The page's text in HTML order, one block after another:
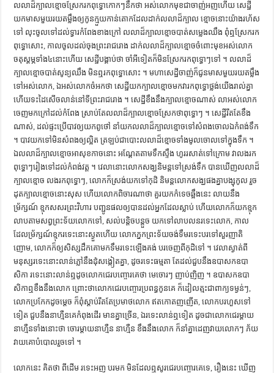
លលាដ៏​ក្បាល​ខ្មោច​ស្រែក​រក​ពុទ្ធោ​កោកៗ​នឹក​ថា អស់​លោក​មុខ​ជា​ចាញ់​អញ​ហើយ សេដ្ឋី​
យក​មាស​មួយ​រយ​តម្លឹង​ឲ្យ​កូន​ក្មួយ​កាន់​តោក​ដែល​ដាក់​លលាដ៏​ក្បាល​ ខ្មោច​នោះ​យ៉ាង​រហ័ស​
ទៅ​ លុះ​ចូល​ទៅ​ដល់​ទ្វារ​កំពែង​ខាង​ក្រៅ​ លលាដ៏​ក្បាល​ខ្មោច​បាត់​សម្លេង​ឈឹង​ ពុំ​ឮ​ស្រែក​រក​
ពុទ្ធោ​សោះ, កាល​ចូល​ដល់​ចុង​ព្រះ​រាជ​រោង​ ដាក់​លលាដ៏​ក្បាល​ខ្មោច​ចំពោះ​មុខ​អស់​លោក​
ចតុស្ដម្ភ​ទាំង​៤​នោះ​ហើយ​ សេដ្ឋី​បង្គាប់​ថា ចាំ​អី​ទៀត​ក៏​មិន​ស្រែក​រក​ពុទ្ធោៗ​ទៅ ។ លលាដ៏​
ក្បាល​ខ្មោច​បាត់​សូន្យ​ឈឹង​ មិន​ឮ​រក​ពុទ្ធោ​សោះ ។ មហា​សេដ្ឋី​ចាញ់​ក៏​ជូន​មាស​មួយ​រយ​តម្លឹង​
ទៅ​អស់​លោក, ឯ​អស់​លោក​ចំអក​ថា សេដ្ឋី​យក​ក្បាល​ខ្មោច​មក​វា​រក​ពុទ្ធោ​ថ្លង់​យើង​រាល់​គ្នា
ហើយ​ទះ​ដៃ​សើច​លាន់​នៅ​ទី​ព្រះ​រាជ​រោង ។ សេដ្ឋី​ខឹង​នឹង​ក្បាល​ខ្មោច​ណាស់​ លា​អស់​លោក​
ចេញ​មក​ក្រៅ​ដល់​កំពែង​ ស្រាប់​តែ​លលាដ៏​ក្បាល​ខ្មោច​ស្រែក​ថា​ពុទ្ធោៗ ។ សេដ្ឋី​រឹត​តែ​ខឹង​
ណាស់, ដល់​ផ្ទះ​ប្រើ​បាវ​ឲ្យ​យក​ពូថៅ​ នាំ​យក​លលាដ៏​ក្បាល​ខ្មោច​ទៅ​សំពង​ចោល​ឯ​កំពង់​ទឹក
។ បាវ​យក​ទៅ​មិន​សំពង​ឲ្យ​ល្អិត​ ត្រឡប់​ជា​បោះ​លលាដ៏​ខ្មោច​ទាំង​មូល​ចោល​ទៅ​ក្នុង​ទឹក ។
ឯ​លលាដ៏​ក្បាល​ខ្មោច​អា​សុខ​កាច​នោះ​ អណ្ដែត​តាម​ទឹក​ស្ទឹង​ ហូរ​រសាត់​ទៅ​ក្រោម​ វា​លង​រក​
ពុទ្ធោៗ​រៀង​ទៅ​ដល់​កំពង់​វត្ត ។ វេលា​នោះ​លោក​សង្ឃ​និមន្ត​ទៅ​ស្រង់​ទឹក​ បាន​ឃើញ​លលាដ៏​
ក្បាល​ខ្មោច​ លង​រក​ពុទ្ធោៗ, លោក​ក៏​ស្រង់​យក​ទៅ​កុដិ​ និមន្ត​លោក​សង្ឃ​ផង​គ្នា​បង្សុកូល​ រួច​
ដុត​ក្បាល​ខ្មោច​នោះ​សុស​ ហើយ​លោក​ពិចារណា​ថា គួរ​យក​កំទេច​ឆ្អឹង​នេះ​ លាយ​នឹង​
ម្រ័ក្សណ៍​ ខ្មុក​សសរ​ព្រះ​វិហារ​ បញ្ជូន​ផល​ឲ្យ​បាន​ដល់​អ្នក​ដែល​ស្លាប់​ ហើយ​លោក​ក៏​យក​ខ្មុក​
លាប​តាម​សព្វ​ព្រះទ័យ​លោក​ទៅ, សល់​បន្តិច​បន្តួច​ យក​ទៅ​លាប​លន​រទេះ​លោក, កាល​
ដែល​ម្រ័ក្សណ៍​ខ្មុក​រទេះ​នោះ​ស្ងួត​ហើយ​ លោក​ភ្នក​ព្រះទ័យ​ចង់​ទឹម​រទេះ​បរ​ទៅ​សួរ​ញាតិ​
ញោម, លោក​ក៏​ឲ្យ​សិស្ស​ដឹក​គោ​មក​ទឹម​រទេះ​ឡើង​គង់​ បរ​ចេញ​ពី​កុដិ​ទៅ ។ វេលា​ស្ងាត់​ពី​
មនុស្ស​រទេះ​នោះ​លាន់​ភ្លៅ​នឹង​ដុំ​សង្កៀត​គ្នា, ដូច​រទេះ​ធម្មតា​ តែ​ដល់​ជួប​នឹង​ឧបាសក​ឧបា
សិកា​ រទេះ​នោះ​លាន់​ឮ​ដូច​លោក​ជេរ​បញ្ចោរ​គេ​ថា មេ​ចោរៗ ញាប់ញិញ ។ ឧបាសក​ឧបា
សិកា​ឮ​ខឹង​នឹង​លោក​ ព្រោះ​ថា​លោក​ជេរ​បញ្ចោរ​ប្រពន្ធ​កូន​គេ​ ក៏​ដៀល​ត្មះ​ជា​ពាក្យ​ទម្ងន់ៗ,
លោក​ប្រកែក​ដូចម្ដេច​ ក៏​ពុំ​ស្ដាប់​រឹត​តែ​ប្រមាថ​លោក​ ឥត​កោត​ញញើត, លោក​បរ​ហួស​ទៅ​
ទៀត​ ជួប​នឹង​នាហ្មឺន​គេ​កំពុង​ដើរ​ មាន​គ្នា​ច្រើន, ឯ​រទេះ​លាន់​ឮ​ទៀត​ ដូច​ជា​លោក​ជេរ​ម្ដាយ​
នាហ្មឺន​ទាំង​នោះ​ថា ចោរ​ម្ដាយ​នាហ្មឺន នាហ្មឺន​ ខឹង​នឹង​លោក​ ក៏​នាំ​គ្នា​ដេញ​វាយ​លោកៗ​ ភ័យ​
វាយ​គោ​បំបោល​រួច​ទៅ ។
លោក​នេះ​ គិត​ថា ពី​ដើម​ រទេះ​អញ​ បរ​មក​ មិន​ដែល​ឮ​សូរ​ជេរ​បញ្ចោរ​គេ​ទេ, រឿង​នេះ​ ឃើញ​